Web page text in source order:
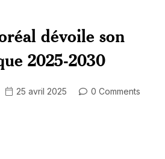
dévoile son
2025-2030
25 avril 2025
0 Comments